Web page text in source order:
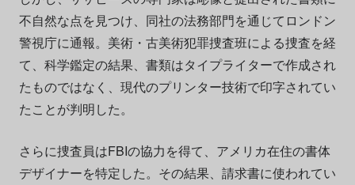
不自然な点を見つけ、同社の法務部門を通じてロンドン
警視庁に通報。美術・古美術犯罪捜査班による捜査を経
て、科学鑑定の結果、書類はタイプライターで作成され
たものではなく、現代のプリンター技術で印字されてい
たことが判明した。
さらに捜査員はFBIの協力を得て、アメリカ在住の書体
デザイナーを特定した。その結果、請求書に使われてい